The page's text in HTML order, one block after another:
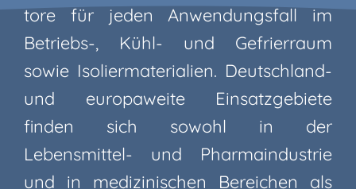
tore für jeden Anwendungsfall im
Betriebs-, Kühl- und Gefrierraum
sowie Isoliermaterialien. Deutschland-
und europaweite Einsatzgebiete
finden sich sowohl in der
Lebensmittel- und Pharmaindustrie
und in medizinischen Bereichen als